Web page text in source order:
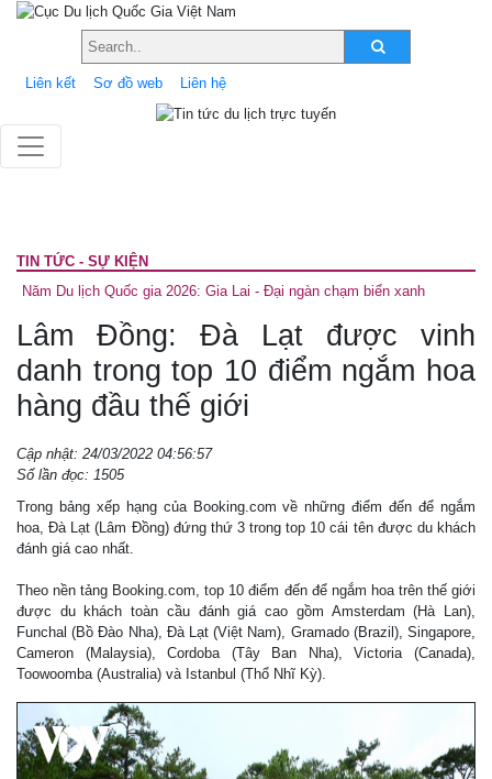
Liên kết Sơ đồ web Liên hệ
TIN TỨC - SỰ KIỆN
Năm Du lịch Quốc gia 2026: Gia Lai - Đại ngàn chạm biển xanh
Lâm Đồng: Đà Lạt được vinh
danh trong top 10 điểm ngắm hoa
hàng đầu thế giới
Cập nhật: 24/03/2022 04:56:57
Số lần đọc: 1505
Trong bảng xếp hạng của Booking.com về những điểm đến để ngắm
hoa, Đà Lạt (Lâm Đồng) đứng thứ 3 trong top 10 cái tên được du khách
đánh giá cao nhất.
Theo nền tảng Booking.com, top 10 điểm đến để ngắm hoa trên thế giới
được du khách toàn cầu đánh giá cao gồm Amsterdam (Hà Lan),
Funchal (Bồ Đào Nha), Đà Lạt (Việt Nam), Gramado (Brazil), Singapore,
Cameron (Malaysia), Cordoba (Tây Ban Nha), Victoria (Canada),
Toowoomba (Australia) và Istanbul (Thổ Nhĩ Kỳ).